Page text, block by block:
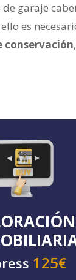
garaje
es
conservación
125€